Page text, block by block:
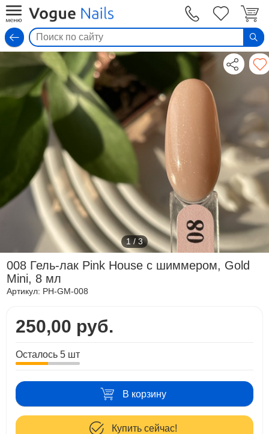
1/ 3
008 Гель-лак Pink House с шиммером, Gold
Mini, 8 мл
Артикул: PH-GM-008
250,00 руб.
Осталось 5 шт
В корзину
Купить сейчас!